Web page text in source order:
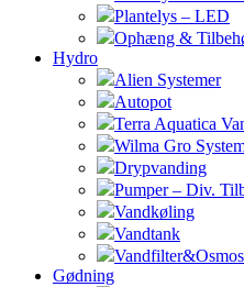
Plantelys – LED
Ophæng &
Hydro
Alien Systemer
Autopot
Terra Aquatica
Wilma Gro
Drypvanding
Pumper – Div.
Vandkøling
Vandtank
Gødning